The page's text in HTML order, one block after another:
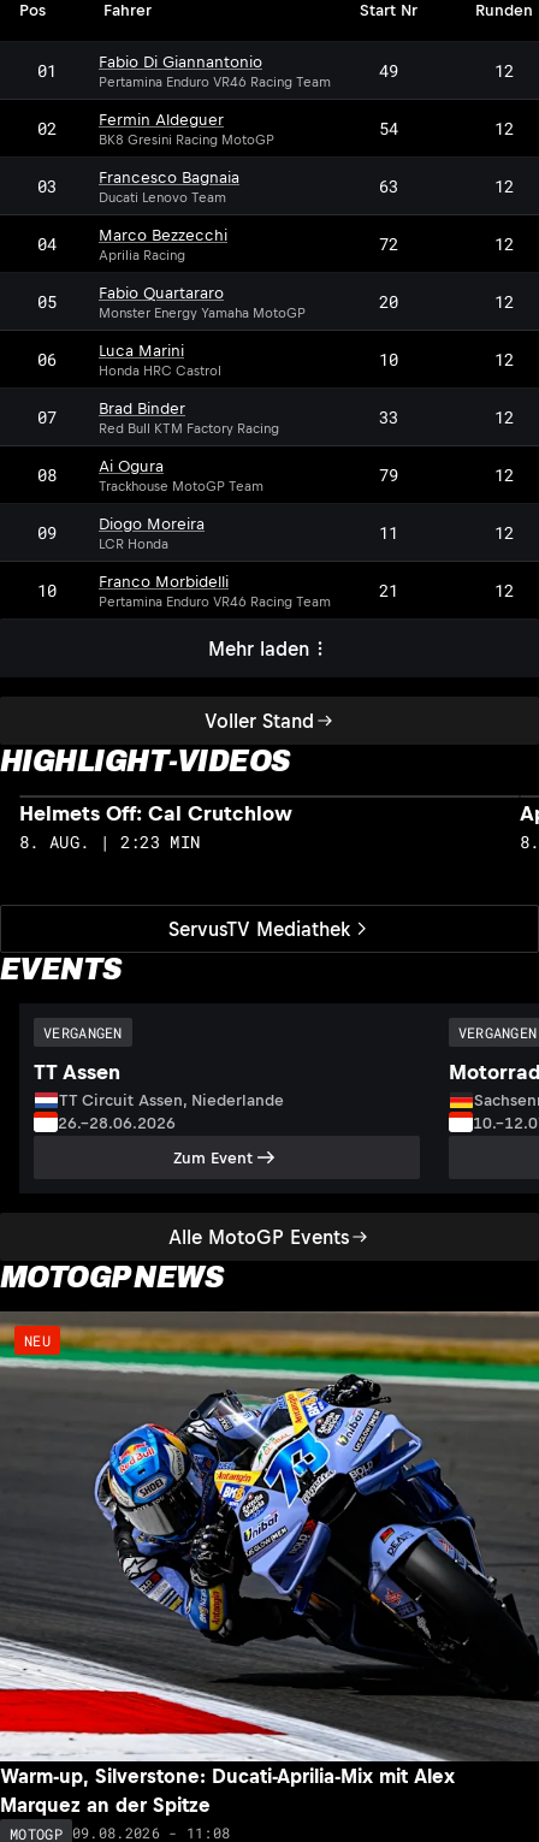
Voller Stand
Pos Fahrer Start Nr Runden
01 Fabio Di Giannantonio
Pertamina Enduro VR46 Racing Team 49 12
02 Fermin Aldeguer
BK8 Gresini Racing MotoGP 54 12
03 Francesco Bagnaia
Ducati Lenovo Team 63 12
04 Marco Bezzecchi
Aprilia Racing 72 12
05 Fabio Quartararo
Monster Energy Yamaha MotoGP 20 12
06 Luca Marini
Honda HRC Castrol 10 12
07 Brad Binder
Red Bull KTM Factory Racing 33 12
08 Ai Ogura
Trackhouse MotoGP Team 79 12
09 Diogo Moreira
LCR Honda 11 12
10 Franco Morbidelli
Pertamina Enduro VR46 Racing Team 21 12
Mehr laden
HIGHLIGHT-VIDEOS
ServusTV Mediathek
Helmets Off: Cal Crutchlow
8. AUG. | 2:23 MIN
EVENTS
Alle MotoGP Events
VERGANGEN
TT Assen
TT Circuit Assen, Niederlande
26.–28.06.2026
Zum Event
VERGANGEN
MOTOGP NEWS
NEU
Warm-up, Silverstone: Ducati-Aprilia-Mix mit Alex
Marquez an der Spitze
MOTOGP 09.08.2026 - 11:08